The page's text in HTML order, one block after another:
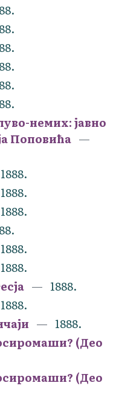
немих: јавно
Поповића
1888.
1888.
1888.
1888.
1888.
1888.
1888.
1888.
(Део
(Део